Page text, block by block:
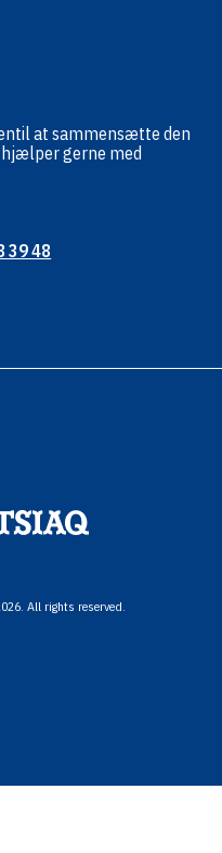
til at sammensætte den
hjælpergerne med
39 48
All rights reserved.